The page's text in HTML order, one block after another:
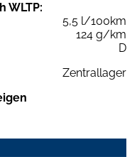
WLTP:
5,5 l/100km
124 g/km
D
Zentrallager